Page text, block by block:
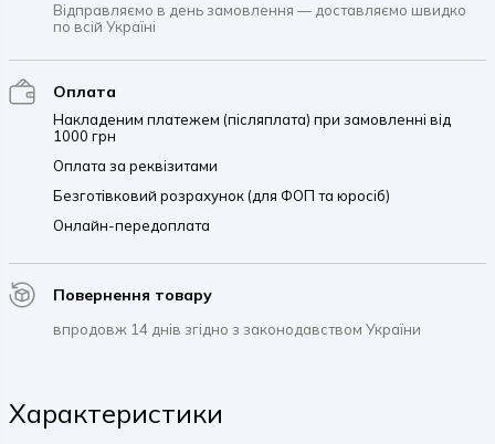
Відправляємо в день замовлення — доставляємо швидко
по всій Україні
Оплата
Накладеним платежем (післяплата) при замовленні від
1000 грн
Оплата за реквізитами
Безготівковий розрахунок (для ФОП та юросіб)
Онлайн-передоплата
Повернення товару
впродовж 14 днів згідно з законодавством України
Характеристики